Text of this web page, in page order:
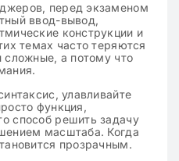
перед экзаменом
ввод-вывод,
конструкции и
темах часто теряются
а потому что
улавливайте
функция,
способ решить задачу
масштаба. Когда
прозрачным.